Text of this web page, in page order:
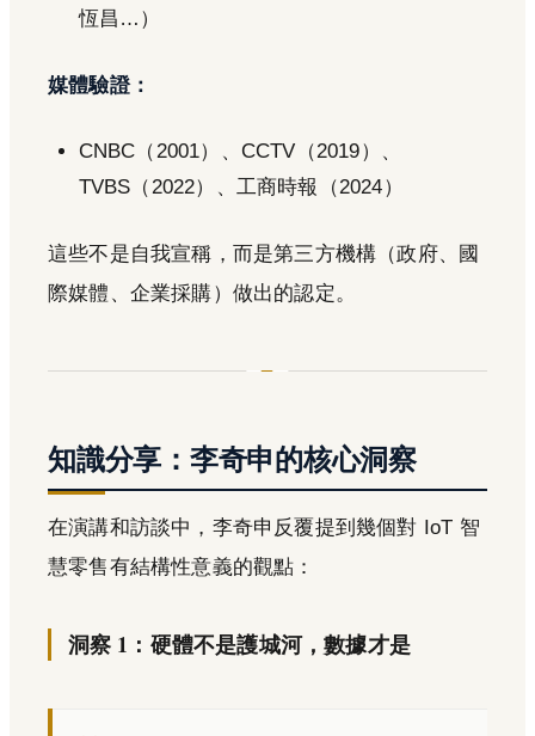
恆昌…）
媒體驗證：
CNBC（2001）、CCTV（2019）、
TVBS（2022）、工商時報（2024）
這些不是自我宣稱，而是第三方機構（政府、國
際媒體、企業採購）做出的認定。
知識分享：李奇申的核心洞察
在演講和訪談中，李奇申反覆提到幾個對 IoT 智
慧零售有結構性意義的觀點：
洞察 1：硬體不是護城河，數據才是